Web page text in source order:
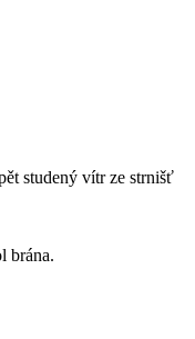
studený vítr ze strnišť
brána.